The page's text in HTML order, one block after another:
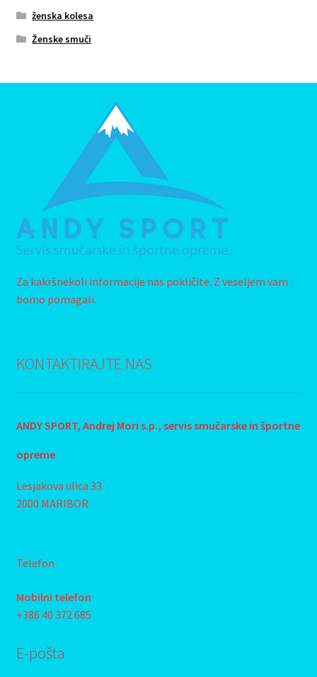
ženska kolesa
Ženske smuči
Za kakršnekoli informacije nas pokličite. Z veseljem vam
bomo pomagali.
KONTAKTIRAJTE NAS
ANDY SPORT, Andrej Mori s.p., servis smučarske in športne
opreme
Lesjakova ulica 33
2000 MARIBOR
Telefon
Mobilni telefon
+386 40 372 685
E-pošta